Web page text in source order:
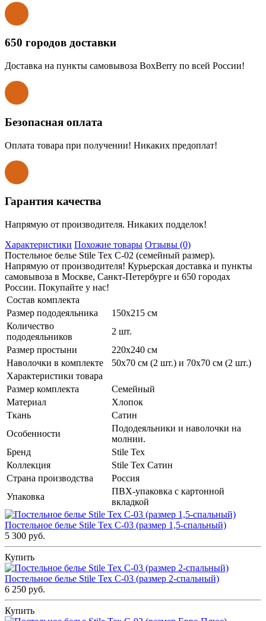
650 городов доставки
Доставка на пункты самовывоза BoxBerry по всей России!
Безопасная оплата
Оплата товара при получении! Никаких предоплат!
Гарантия качества
Напрямую от производителя. Никаких подделок!
Характеристики Похожие товары Отзывы (0)
Постельное белье Stile Tex C-02 (семейный размер).
Напрямую от производителя! Курьерская доставка и пункты
самовывоза в Москве, Санкт-Петербурге и 650 городах
России. Покупайте у нас!
Состав комплекта
Размер пододеяльника
150х215 см
Количество
пододеяльников
2 шт.
Размер простыни
220х240 см
Наволочки в комплекте
50х70 см (2 шт.) и 70х70 см (2 шт.)
Характеристики товара
Размер комплекта
Семейный
Материал
Хлопок
Ткань
Сатин
Особенности
Пододеяльники и наволочки на
молнии.
Бренд
Stile Tex
Коллекция
Stile Tex Сатин
Страна производства
Россия
Упаковка
ПВХ-упаковка с картонной
вкладкой
Постельное белье Stile Tex C-03 (размер 1,5-спальный)
5 300 руб.
Купить
Постельное белье Stile Tex C-03 (размер 2-спальный)
6 250 руб.
Купить